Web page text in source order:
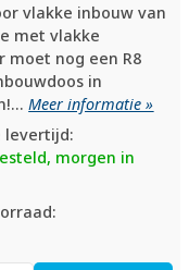
vlakke inbouw van
met vlakke
moet nog een R8
in
Meer informatie »
levertijd:
morgen in